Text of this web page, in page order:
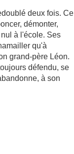
deux fois. Ce
démonter,
à l'école. Ses
qu'à
grand-père Léon.
défendu, se
à son